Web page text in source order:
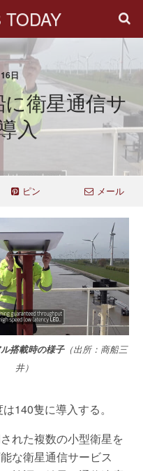
日
衛星通信サ
入
ピン メール
搭載時の様子（出所：商船三
井）
140隻に導入する。
れた複数の小型衛星を
な衛星通信サービス